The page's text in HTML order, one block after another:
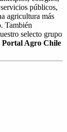
públicos,
agricultura más
También
selecto grupo
Portal Agro Chile